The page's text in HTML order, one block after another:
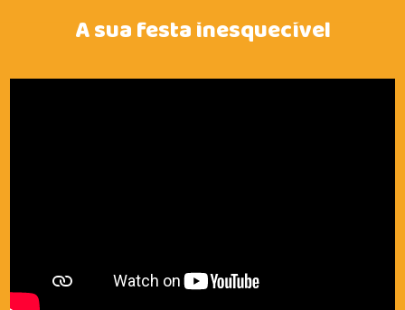
A sua festa inesquecível